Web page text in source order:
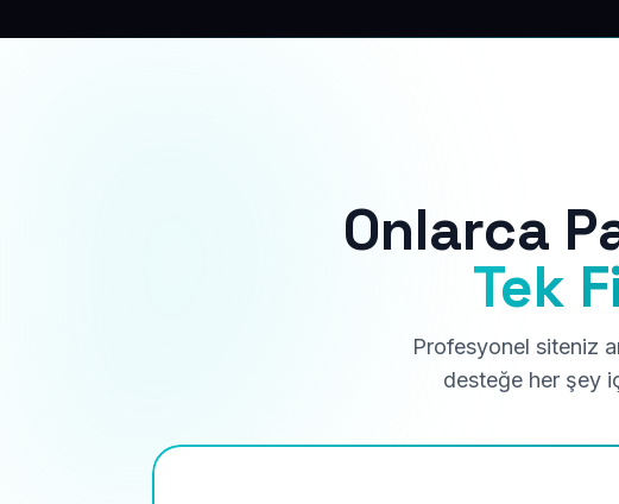
Onlarca
Tek
Profesyonel siteniz
desteğe her şey